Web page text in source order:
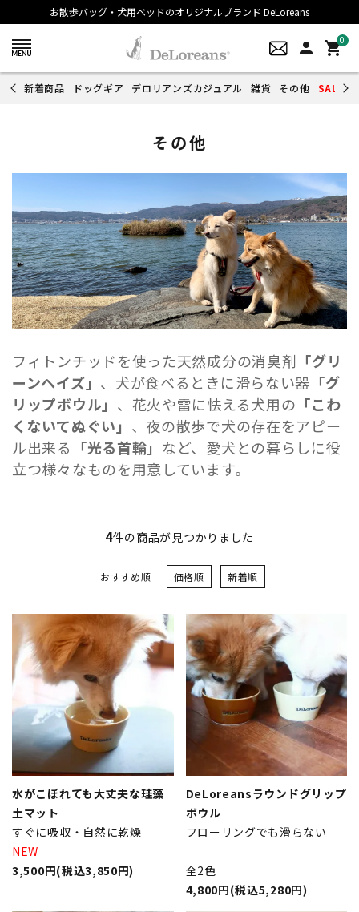
お散歩バッグ・犬用ベッドのオリジナルブランド DeLoreans
person 0
shopping_cart
新着商品 ドッグギア デロリアンズカジュアル 雑貨 その他 SALE
その他
フィトンチッドを使った天然成分の消臭剤 「グリ
ーンヘイズ」 、犬が食べるときに滑らない器 「グ
リップボウル」 、花火や雷に怯える犬用の 「こわ
くないてぬぐい」 、夜の散歩で犬の存在をアピー
ル出来る
「光る首輪」 など、愛犬との暮らしに役
立つ様々なものを用意しています。
4件の商品が見つかりました
おすすめ順 価格順 新着順
水がこぼれても大丈夫な珪藻
土マット
すぐに吸収・自然に乾燥
NEW
3,500円(税込3,850円)
DeLoreansラウンドグリップ
ボウル
フローリングでも滑らない
全2色
4,800円(税込5,280円)